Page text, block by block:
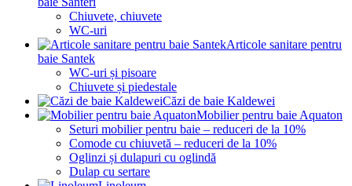
Chiuvete, chiuvete
WC-uri
Articole sanitare pentru
baie Santek
WC-uri și pisoare
Chiuvete și piedestale
Căzi de baie Kaldewei
Mobilier pentru baie Aquaton
Seturi mobilier pentru baie – reduceri de la 10%
Comode cu chiuvetă – reduceri de la 10%
Oglinzi și dulapuri cu oglindă
Dulap cu sertare